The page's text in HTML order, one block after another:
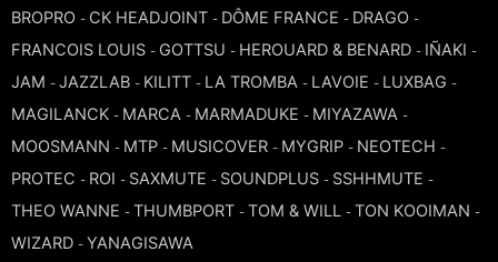
BROPRO - CK HEADJOINT - DÔME FRANCE - DRAGO -
FRANCOIS LOUIS - GOTTSU - HEROUARD & BENARD - IÑAKI -
JAM - JAZZLAB - KILITT - LA TROMBA - LAVOIE - LUXBAG -
MAGILANCK - MARCA - MARMADUKE - MIYAZAWA -
MOOSMANN - MTP - MUSICOVER - MYGRIP - NEOTECH -
PROTEC - ROI - SAXMUTE - SOUNDPLUS - SSHHMUTE -
THEO WANNE - THUMBPORT - TOM & WILL - TON KOOIMAN -
WIZARD - YANAGISAWA